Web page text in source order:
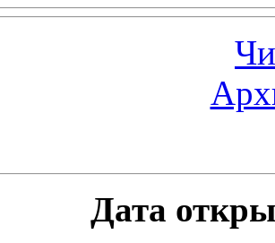
Дата